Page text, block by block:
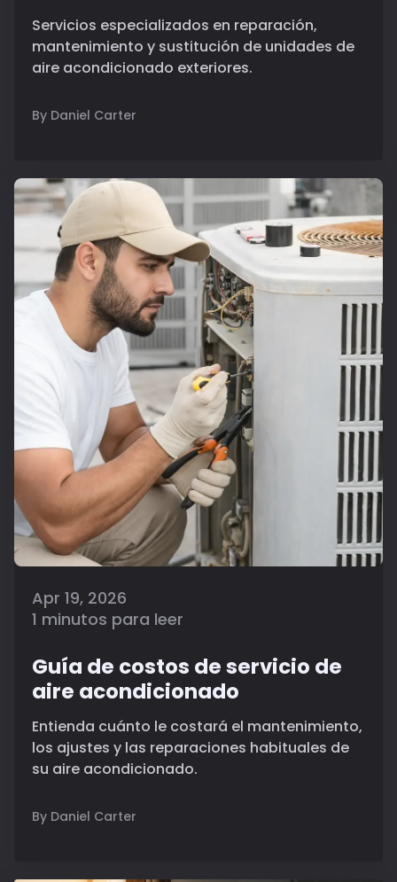
Servicios especializados en reparación,
mantenimiento y sustitución de unidades de
aire acondicionado exteriores.
By Daniel Carter
Apr 19, 2026
1 minutos para leer
Guía de costos de servicio de
aire acondicionado
Entienda cuánto le costará el mantenimiento,
los ajustes y las reparaciones habituales de
su aire acondicionado.
By Daniel Carter